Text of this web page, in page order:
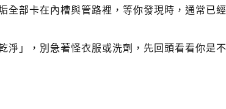
全部卡在內槽與管路裡，等你發現時，通常已
淨」，別急著怪衣服或洗劑，先回頭看看你是